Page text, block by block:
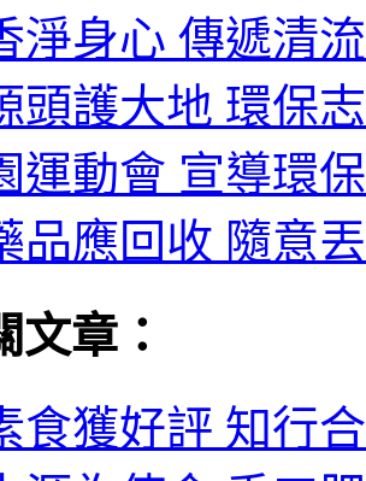
淨身心 傳遞清
頭護大地 環保
運動會 宣導環
品應回收 隨意
文章：
食獲好評 知行